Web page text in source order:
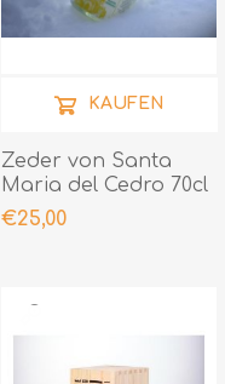
Zeder von Santa
Maria del Cedro 70cl
€25,00
KAUFEN